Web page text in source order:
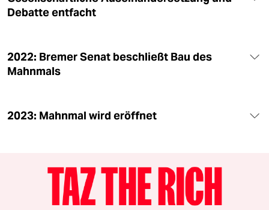
Debatte entfacht
2022: Bremer Senat beschließt Bau des
Mahnmals
2023: Mahnmal wird eröffnet